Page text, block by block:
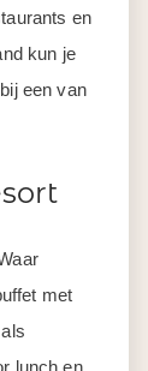
en
kun je
een van
met
lunch en